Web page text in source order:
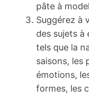
pâte à
Suggérez à
des sujets à
tels que la
saisons, les
émotions,
formes, les